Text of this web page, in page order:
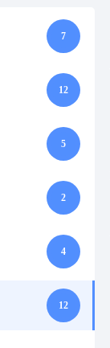
7
12
5
2
4
12